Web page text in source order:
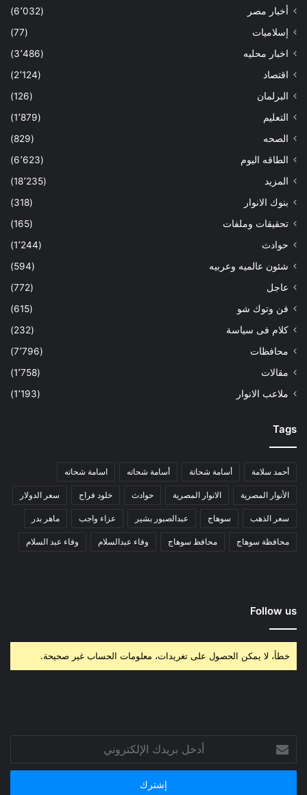
أخبار مصر
(6٬032)
إسلاميات
(77)
اخبار محليه
(3٬486)
اقتصاد
(2٬124)
البرلمان
(126)
التعليم
(1٬879)
الصحه
(829)
الطاقه اليوم
(6٬623)
المزيد
(18٬235)
بنوك الانوار
(318)
تحقيقات وملفات
(165)
حوادث
(1٬244)
شئون عالميه وعربيه
(594)
عاجل
(772)
فن وتوك شو
(615)
كلام فى سياسة
(232)
محافظات
(7٬796)
مقالات
(1٬758)
ملاعب الانوار
(1٬193)
Tags
أحمد سلامة أسامة شحاتة أسامة شحاته اسامة شحاته
الأنوار المصرية الانوار المصرية حوادث خلود فراج سعر الدولار
سعر الذهب سوهاج عبدالصبور بشير عزاء واجب ماهر بدر
محافظة سوهاج محافظ سوهاج وفاء عبدالسلام وفاء عبد السلام
Follow us
خطأ، لا يمكن الحصول على تغريدات، معلومات الحساب غير صحيحة.
بريدك
الإلكتروني